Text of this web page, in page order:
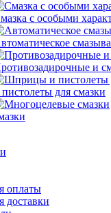
с особыми
и
для смазки
оплаты
доставки